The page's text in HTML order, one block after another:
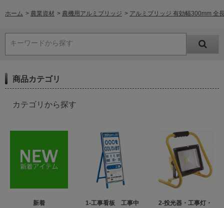
ホーム > 農業資材 > 農機用アルミブリッジ > アルミブリッジ 有効幅300mm 全
キーワードから探す
商品カテゴリ
カテゴリから探す
新着
1-工事看板 工事中
2-投光器・工事灯・